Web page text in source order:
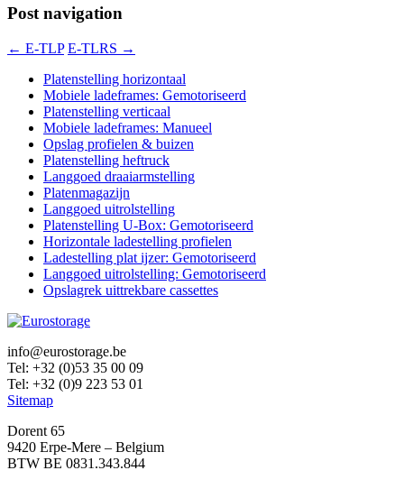
Post navigation
← E-TLP E-TLRS →
Platenstelling horizontaal
Mobiele ladeframes: Gemotoriseerd
Platenstelling verticaal
Mobiele ladeframes: Manueel
Opslag profielen & buizen
Platenstelling heftruck
Langgoed draaiarmstelling
Platenmagazijn
Langgoed uitrolstelling
Platenstelling U-Box: Gemotoriseerd
Horizontale ladestelling profielen
Ladestelling plat ijzer: Gemotoriseerd
Langgoed uitrolstelling: Gemotoriseerd
Opslagrek uittrekbare cassettes
info@eurostorage.be
Tel: +32 (0)53 35 00 09
Tel: +32 (0)9 223 53 01
Sitemap
Dorent 65
9420 Erpe-Mere – Belgium
BTW BE 0831.343.844